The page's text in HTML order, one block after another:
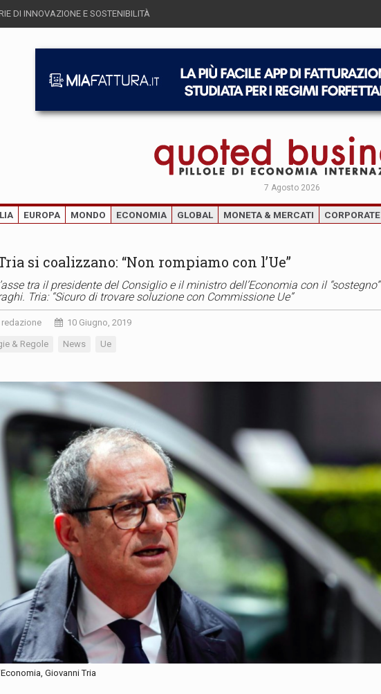
DI INNOVAZIONE E SOSTENIBILITÀ
7 Agosto 2026
EUROPA MONDO ECONOMIA GLOBAL MONETA & MERCATI CORPORATE
si coalizzano: “Non rompiamo con l’Ue”
tra il presidente del Consiglio e il ministro dell’Economia con il “sostegno”
Tria: “Sicuro di trovare soluzione con Commissione Ue”
redazione 10 Giugno, 2019
& Regole News Ue
Giovanni Tria